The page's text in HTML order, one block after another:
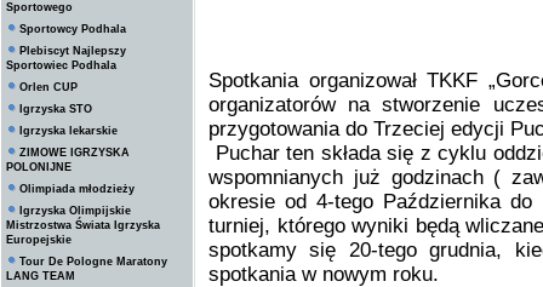
Sportowego
Sportowcy Podhala
Plebiscyt Najlepszy
Sportowiec Podhala
Orlen CUP
Igrzyska STO
Igrzyska lekarskie
ZIMOWE IGRZYSKA
POLONIJNE
Olimpiada młodzieży
Igrzyska Olimpijskie
Mistrzostwa Świata Igrzyska
Europejskie
Tour De Pologne Maratony
LANG TEAM
Spotkania organizował TKKF
organizatorów na stworzenie
przygotowania do Trzeciej edycji
Puchar ten składa się z cyklu
wspomnianych już godzinach (
okresie od 4-tego Października
turniej, którego wyniki będą
spotkamy się 20-tego grudnia,
spotkania w nowym roku.